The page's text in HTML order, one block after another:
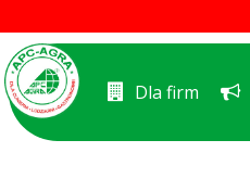
Dla firm